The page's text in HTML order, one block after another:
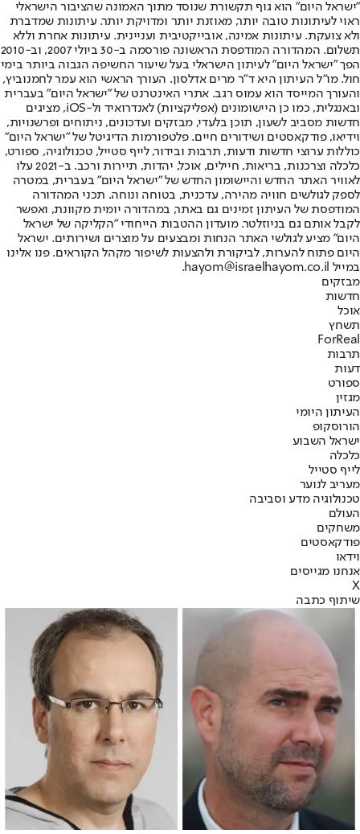
"ישראל היום" הוא גוף תקשורת שנוסד מתוך האמונה שהציבור הישראלי
ראוי לעיתונות טובה יותר, מאוזנת יותר ומדויקת יותר. עיתונות שמדברת
ולא צועקת. עיתונות אמינה, אובייקטיבית ועניינית. עיתונות אחרת וללא
תשלום. המהדורה המודפסת הראשונה פורסמה ב-30 ביולי 2007, וב-2010
הפך "ישראל היום" לעיתון הישראלי בעל שיעור החשיפה הגבוה ביותר בימי
חול. מו"ל העיתון היא ד"ר מרים אדלסון. העורך הראשי הוא עמר לחמנוביץ,
והעורך המייסד הוא עמוס רגב. אתרי האינטרנט של "ישראל היום" בעברית
ובאנגלית, כמו כן היישומונים (אפליקציות) לאנדרואיד ול-iOS, מציגים
חדשות מסביב לשעון, תוכן בלעדי, מבזקים ועדכונים, ניתוחים ופרשנויות,
וידיאו, פודקאסטים ושידורים חיים. פלטפורמות הדיגיטל של "ישראל היום"
כוללות ערוצי חדשות ודעות, תרבות ובידור, לייף סטייל, טכנולוגיה, ספורט,
כלכלה וצרכנות, בריאות, חיילים, אוכל, יהדות, תיירות ורכב. ב-2021 עלו
לאוויר האתר החדש והיישומון החדש של "ישראל היום" בעברית, במטרה
לספק לגולשים חוויה מהירה, עדכנית, בטוחה ונוחה. תכני המהדורה
המודפסת של העיתון זמינים גם באתר, במהדורה יומית מקוונת, ואפשר
לקבל אותם גם בניוזלטר. מועדון ההטבות הייחודי "הקליקה של ישראל
היום" מציע לגולשי האתר הנחות ומבצעים על מוצרים ושירותים. ישראל
היום פתוח להערות, לביקורת ולהצעות לשיפור מקהל הקוראים. פנו אלינו
במייל hayom@israelhayom.co.il.
מבזקים
חדשות
אוכל
תשחץ
ForReal
תרבות
דעות
ספורט
מגזין
העיתון היומי
הורוסקופ
ישראל השבוע
כלכלה
לייף סטייל
מעריב לנוער
טכנולוגיה מדע וסביבה
העולם
משחקים
פודקאסטים
וידאו
אנחנו מגייסים
X
שיתוף כתבה